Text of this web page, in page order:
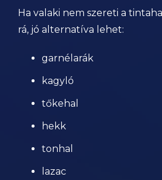
Ha valaki nem szereti a
rá, jó alternatíva lehet:
garnélarák
kagyló
tőkehal
hekk
tonhal
lazac